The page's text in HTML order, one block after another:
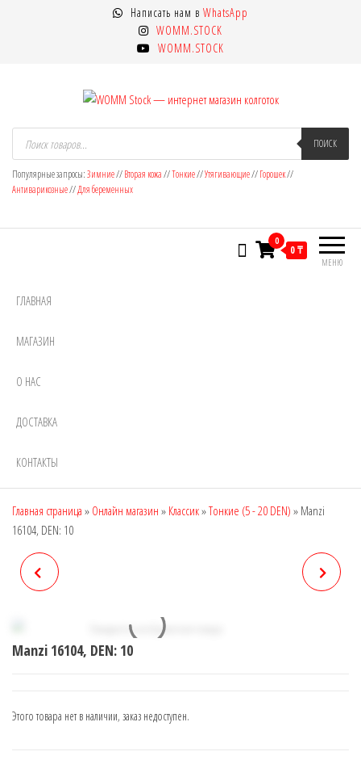
Написать нам в WhatsApp
WOMM.STOCK
WOMM.STOCK
WOMM Stock — интернет магазин
колготок
Колготки MANZI, Naja Street тонкие,
фантазийные, чулки, лосины
Поиск
товаров ПОИСК
Популярные запросы:Зимние//Вторая кожа//Тонкие//Утягивающие//Горошек//
Антиварикозные//Для беременных
МЕНЮ
0
0 ₸
ГЛАВНАЯ
МАГАЗИН
О НАС
ДОСТАВКА
КОНТАКТЫ
Главная страница » Онлайн магазин » Классик»Тонкие (5 - 20 DEN) » Manzi
16104, DEN: 10
ЗАНИЖЕННАЯ ТАЛИЯ)
Manzi 16104, DEN: 10
Этого товара нет в наличии, заказ недоступен.